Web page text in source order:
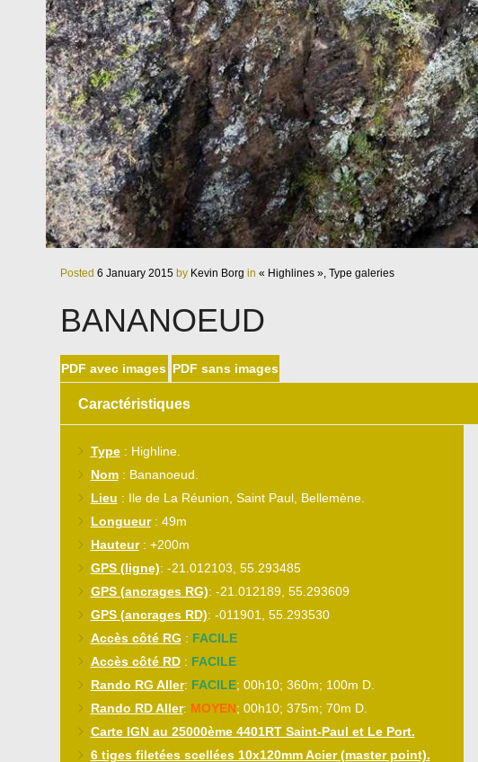
Posted 6 January 2015 by Kevin Borg in « Highlines », Type galeries
BANANOEUD
PDF avec images PDF sans images
Caractéristiques
Type: Highline.
Nom: Bananoeud.
Lieu : Ile de La Réunion, Saint Paul, Bellemène.
Longueur: 49m
Hauteur: +200m
GPS (ligne): -21.012103, 55.293485
GPS (ancrages RG): -21.012189, 55.293609
GPS (ancrages RD): -011901, 55.293530
Accès côté RG : FACILE
Accès côté RD: FACILE
Rando RG Aller: FACILE; 00h10; 360m; 100m D.
Rando RD Aller: MOYEN; 00h10; 375m; 70m D.
Carte IGN au 25000ème 4401RT Saint-Paul et Le Port.
6 tiges filetées scellées 10x120mm Acier (master point).